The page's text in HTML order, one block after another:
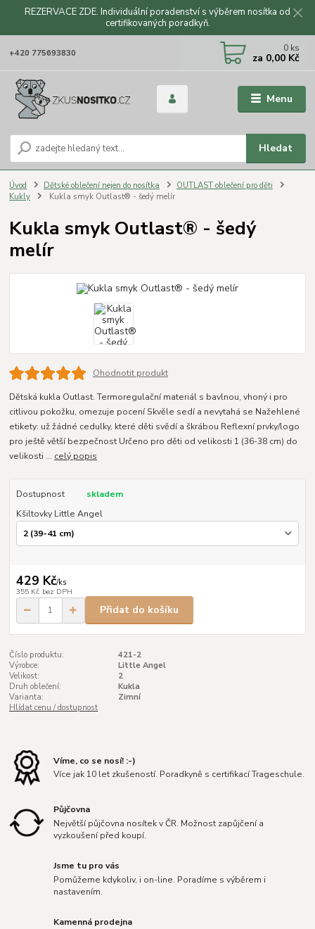
REZERVACE ZDE. Individuální poradenství s výběrem nosítka od
certifikovaných poradkyň.
Menu
Hledat
+420 775693830 0 ks
za 0,00 Kč
Úvod Dětské oblečení nejen do nosítka
OUTLAST oblečení pro děti
Kukly
Kukla smyk Outlast® - šedý melír
Kukla smyk Outlast® - šedý
melír
Ohodnotit produkt
Dětská kukla Outlast. Termoregulační materiál s bavlnou, vhoný i pro
citlivou pokožku, omezuje pocení Skvěle sedí a nevytahá se Nažehlené
etikety: už žádné cedulky, které děti svědí a škrábou Reflexní prvky/logo
pro ještě větší bezpečnost Určeno pro děti od velikosti 1 (36-38 cm) do
velikosti ... celý popis
Dostupnost
skladem
Kšiltovky Little Angel
429 Kč/ks
355 Kč bez DPH
Přidat do košíku
Číslo produktu:
421-2
Výrobce:
Little Angel
Velikost:
2
Druh oblečení:
Kukla
Varianta:
Zimní
Hlídat cenu / dostupnost
Víme, co se nosí! :-)
Více jak 10 let zkušeností. Poradkyně s certifikací Trageschule.
Půjčovna
Největší půjčovna nosítek v ČR. Možnost zapůjčení a
vyzkoušení před koupí.
Jsme tu pro vás
Pomůžeme kdykoliv, i on-line. Poradíme s výběrem i
nastavením.
Kamenná prodejna